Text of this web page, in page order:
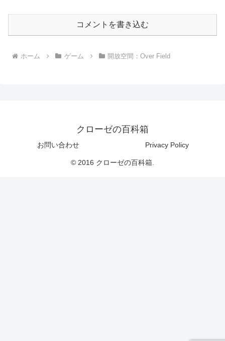
コメントを書き込む
ホーム ゲーム 開放空間：Over Field
クローゼの百科箱
お問い合わせ Privacy Policy
© 2016 クローゼの百科箱.